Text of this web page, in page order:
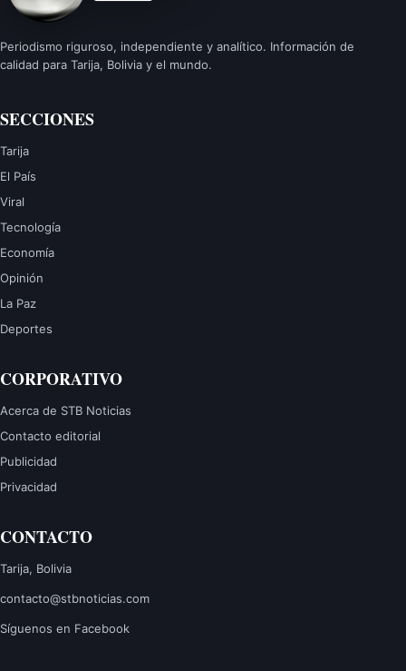
Periodismo riguroso, independiente y analítico. Información de
calidad para Tarija, Bolivia y el mundo.
SECCIONES
Tarija
El País
Viral
Tecnología
Economía
Opinión
La Paz
Deportes
CORPORATIVO
Acerca de STB Noticias
Contacto editorial
Publicidad
Privacidad
CONTACTO
Tarija, Bolivia
contacto@stbnoticias.com
Síguenos en Facebook